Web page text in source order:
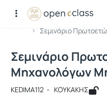
Αρχική Σελίδα
Σεμινάριο
Μάθημα :
Κωδικός :
Σεμινάριο
Μηχανολόγων
KEDIMA112 - ΚΟΥΚΑΚΗΣ